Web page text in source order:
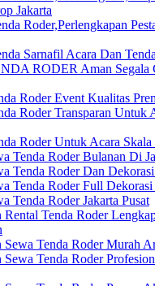
Jakarta
Roder,Perlengkapan
Sarnafil Acara Dan
RODER Aman Segala
Roder Event Kualitas
Roder Transparan Untuk
Roder Untuk Acara
Tenda Roder Bulanan Di
Tenda Roder Dan
Tenda Roder Full
Tenda Roder Jakarta Pusat
Rental Tenda Roder
Sewa Tenda Roder Murah
Sewa Tenda Roder